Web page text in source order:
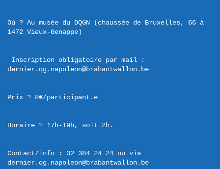
Où ? Au musée du DQGN (chaussée de Bruxelles, 66 à
1472 Vieux-Genappe)
Inscription obligatoire par mail :
dernier.qg.napoleon@brabantwallon.be
Prix ? 8€/participant.e
Horaire ? 17h-19h, soit 2h.
Contact/info : 02 384 24 24 ou via
dernier.qg.napoleon@brabantwallon.be